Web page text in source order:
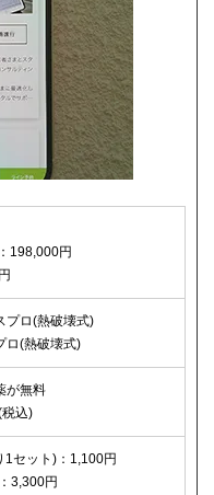
198,000円
プロ(熱破壊式)
ロ(熱破壊式)
が無料
込)
1セット)：1,100円
3,300円